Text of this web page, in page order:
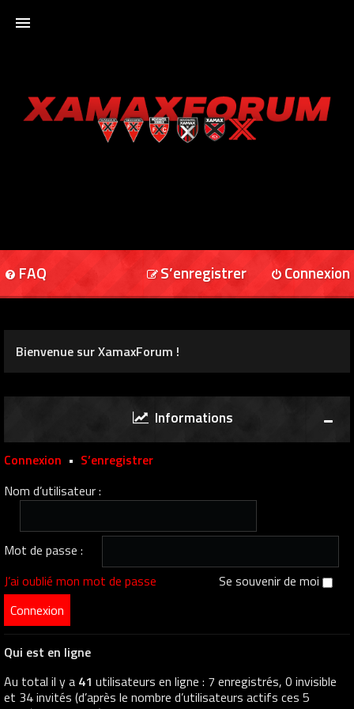
XAMAXFORUM
FAQ Connexion
S’enregistrer
Bienvenue sur XamaxForum !
Informations
Connexion • S’enregistrer
Nom d’utilisateur :
Mot de passe :
J’ai oublié mon mot de passe
Se souvenir de moi
Qui est en ligne
Au total il y a 41 utilisateurs en ligne : 7 enregistrés, 0 invisible
et 34 invités (d’après le nombre d’utilisateurs actifs ces 5